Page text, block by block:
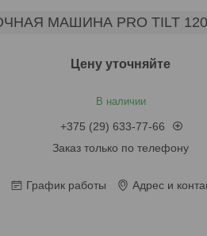
МАШИНА PRO TILT
Цену уточняйте
В наличии
+375 (29) 633-77-66
Заказ только по телефону
График работы Адрес и